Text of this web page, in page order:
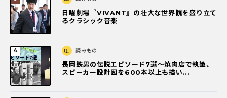
日曜劇場『VIVANT』の壮大な世界観を盛り立て
るクラシック音楽
読みもの
長岡鉄男の伝説エピソード7選〜焼肉店で執筆、
スピーカー設計図を600本以上も描い...